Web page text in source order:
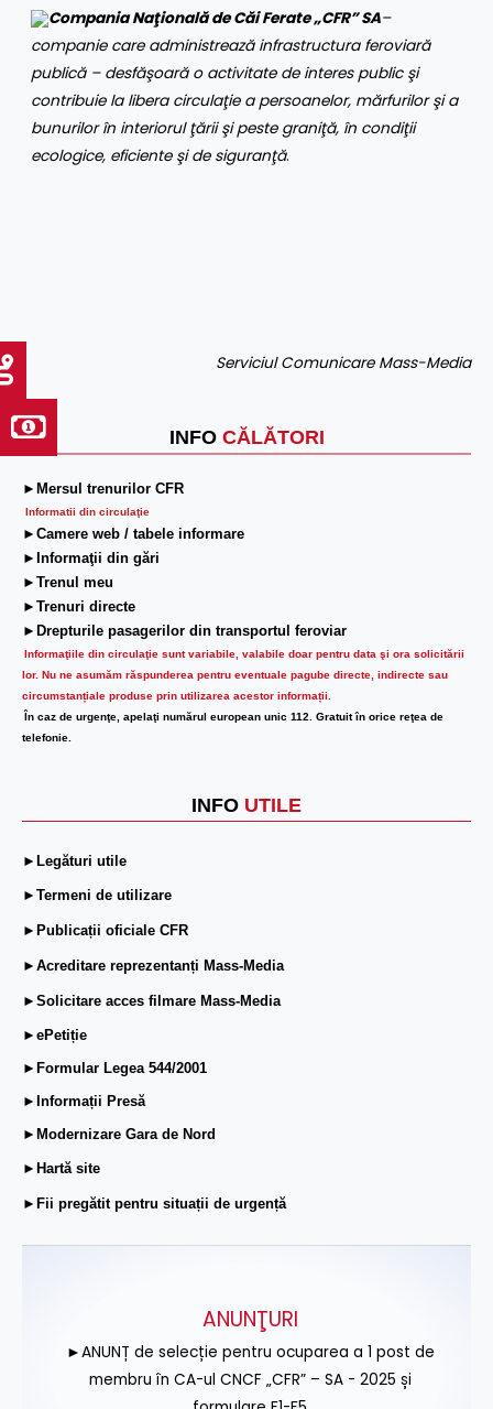
INFO CĂLĂTORI
►Mersul trenurilor CFR
Informatii din circulaţie
►Camere web / tabele informare
►Informaţii din gări
►Trenul meu
►Trenuri directe
►Drepturile pasagerilor din transportul feroviar
Informaţiile din circulaţie sunt variabile, valabile doar pentru data şi ora solicitării
lor. Nu ne asumăm răspunderea pentru eventuale pagube directe, indirecte sau
circumstanțiale produse prin utilizarea acestor informații.
În caz de urgenţe, apelaţi numărul european unic 112. Gratuit în orice reţea de
telefonie.
INFO UTILE
►Legături utile
►Termeni de utilizare
►Publicații oficiale CFR
►Acreditare reprezentanți Mass-Media
►Solicitare acces filmare Mass-Media
►ePetiție
►Formular Legea 544/2001
►Informații Presă
►Modernizare Gara de Nord
►Hartă site
►Fii pregătit pentru situații de urgență
Compania Naţională de Căi Ferate „CFR” SA–
companie care administrează infrastructura feroviară
publică – desfăşoară o activitate de interes public şi
contribuie la libera circulaţie a persoanelor, mărfurilor şi a
bunurilor în interiorul ţării şi peste graniţă, în condiţii
ecologice, eficiente şi de siguranţă.
Serviciul Comunicare Mass-Media
ANUNŢURI
►ANUNȚ de selecție pentru ocuparea a 1 post de
membru în CA-ul CNCF „CFR” – SA - 2025 și